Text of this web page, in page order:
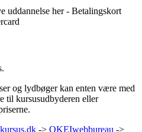
og lydbøger kan enten være med
til kursusudbyderen eller
-> OKEIwebbureau ->